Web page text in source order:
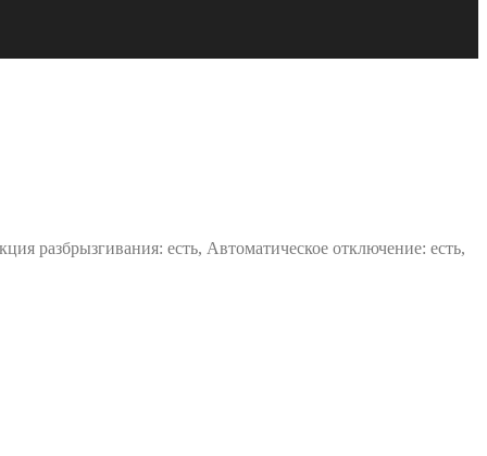
разбрызгивания: есть, Автоматическое отключение: есть,